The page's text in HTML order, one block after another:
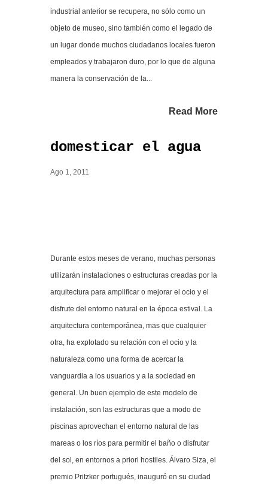
industrial anterior se recupera, no sólo como un
objeto de museo, sino también como el legado de
un lugar donde muchos ciudadanos locales fueron
empleados y trabajaron duro, por lo que de alguna
manera la conservación de la...
Read More
domesticar el agua
Ago 1, 2011
Durante estos meses de verano, muchas personas
utilizarán instalaciones o estructuras creadas por la
arquitectura para amplificar o mejorar el ocio y el
disfrute del entorno natural en la época estival. La
arquitectura contemporánea, mas que cualquier
otra, ha explotado su relación con el ocio y la
naturaleza como una forma de acercar la
vanguardia a los usuarios y a la sociedad en
general. Un buen ejemplo de este modelo de
instalación, son las estructuras que a modo de
piscinas aprovechan el entorno natural de las
mareas o los ríos para permitir el baño o disfrutar
del sol, en entornos a priori hostiles. Álvaro Siza, el
premio Pritzker portugués, inauguró en su ciudad